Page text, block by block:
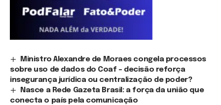
Ministro Alexandre de Moraes congela processos
sobre uso de dados do Coaf – decisão reforça
insegurança jurídica ou centralização de poder?
Nasce a Rede Gazeta Brasil: a força da união que
conecta o país pela comunicação